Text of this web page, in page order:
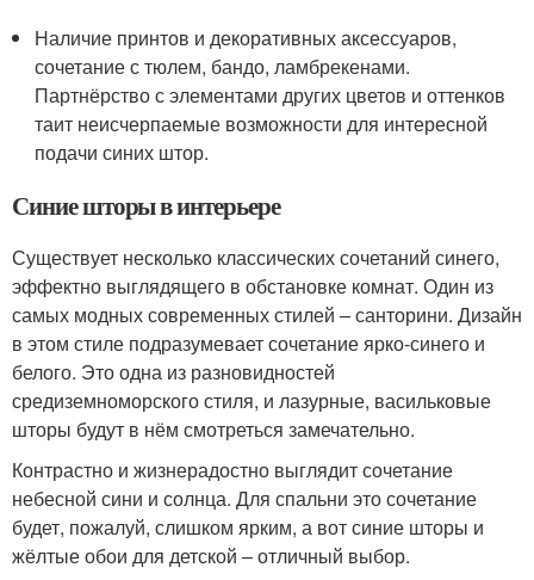
Наличие принтов и декоративных аксессуаров,
сочетание с тюлем, бандо, ламбрекенами.
Партнёрство с элементами других цветов и оттенков
таит неисчерпаемые возможности для интересной
подачи синих штор.
Синие шторы в интерьере
Существует несколько классических сочетаний синего,
эффектно выглядящего в обстановке комнат. Один из
самых модных современных стилей – санторини. Дизайн
в этом стиле подразумевает сочетание ярко-синего и
белого. Это одна из разновидностей
средиземноморского стиля, и лазурные, васильковые
шторы будут в нём смотреться замечательно.
Контрастно и жизнерадостно выглядит сочетание
небесной сини и солнца. Для спальни это сочетание
будет, пожалуй, слишком ярким, а вот синие шторы и
жёлтые обои для детской – отличный выбор.